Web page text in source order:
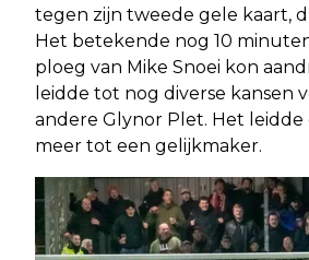
tegen zijn tweede gele kaart,
Het betekende nog 10
ploeg van Mike Snoei kon
leidde tot nog diverse kansen
andere Glynor Plet. Het
meer tot een gelijkmaker.